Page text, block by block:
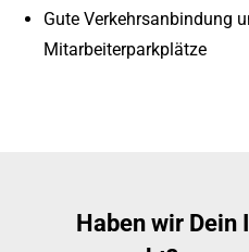
Gute Verkehrsanbindung
Mitarbeiterparkplätze
Haben wir Dein